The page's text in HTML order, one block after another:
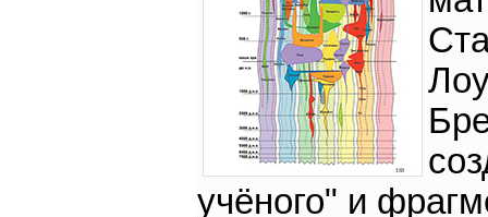
учёного" и